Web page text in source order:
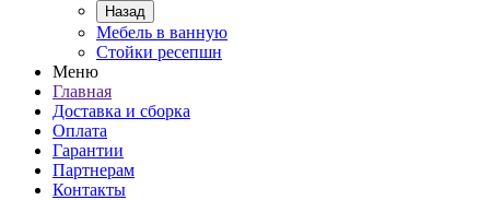
Назад
Мебель в ванную
Стойки ресепшн
Меню
Главная
Доставка и сборка
Оплата
Гарантии
Партнерам
Контакты